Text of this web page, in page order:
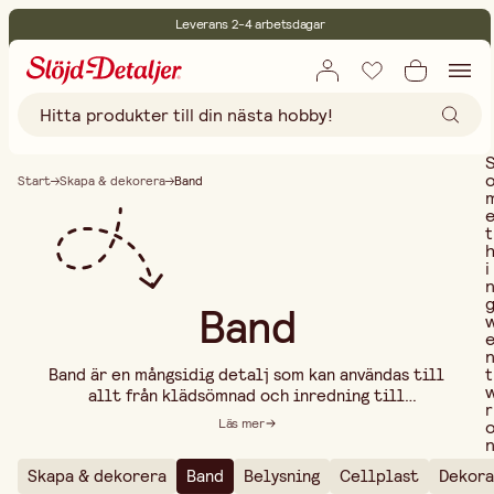
Leverans 2-4 arbetsdagar
Fri frakt vid köp över 499:-
Start Skapa & dekorera Band
Band
Band är en mångsidig detalj som kan användas till
allt från klädsömnad och inredning till
dekorationer och pysselprojekt. Oavsett om du vill
dina hantverk en elegant touch, har vi banden som
passar dina behov. I vårt sortiment hittar du ett
Läs mer
Skapa & dekorera Band Belysning Cellplast
e
t
h
i
n
g
e
n
t
r
n
..